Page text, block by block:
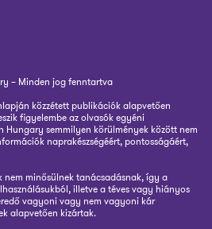
– Minden jog fenntartva
közzétett publikációk alapvetően
figyelembe az olvasók egyéni
Hungary semmilyen körülmények között nem
naprakészségéért, pontosságáért,
nem minősülnek tanácsadásnak, így a
illetve a téves vagy hiányos
vagyoni vagy nem vagyoni kár
alapvetően kizártak.